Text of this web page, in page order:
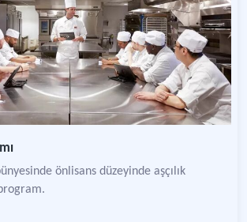
önlisans düzeyinde aşçılık